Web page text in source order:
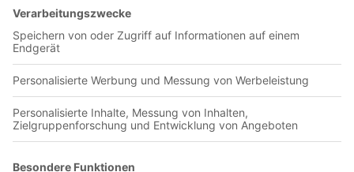
Euro2008, EM2008, Innsbruch, PRO1860, 1860 München,
Erzgebirge Aue, Dynamo Dresden, FC Augsburg, SV
Babelsberg, Energie Cottbus, Wrexham, PSG, Karlsruher SC,
SC Freiburg, Hertha BSC Berlin, Hamburger SV, Ultras,
Hapoel Tel Aviv, Israel, Catania, Pescara Rangers, 1. FC
Köln, Bayer Leverkusen,Waldhof Mannheim, Borussia
Eintracht Braunschweig,TeBe Berlin